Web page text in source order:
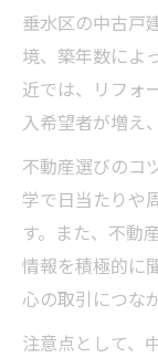
垂水区の中古戸
境、築年数によ
近では、リフォ
入希望者が増え
不動産選びのコ
学で日当たりや
す。また、不動
情報を積極的に
心の取引につな
注意点として、